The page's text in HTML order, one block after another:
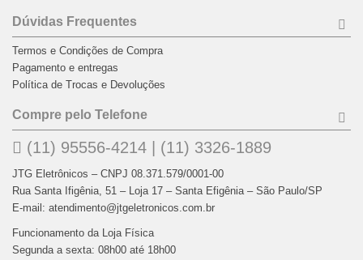
Dúvidas Frequentes
Termos e Condições de Compra
Pagamento e entregas
Política de Trocas e Devoluções
Compre pelo Telefone
(11) 95556-4214 | (11) 3326-1889
JTG Eletrônicos – CNPJ 08.371.579/0001-00
Rua Santa Ifigênia, 51 – Loja 17 – Santa Efigênia – São Paulo/SP
E-mail: atendimento@jtgeletronicos.com.br
Funcionamento da Loja Física
Segunda a sexta: 08h00 até 18h00